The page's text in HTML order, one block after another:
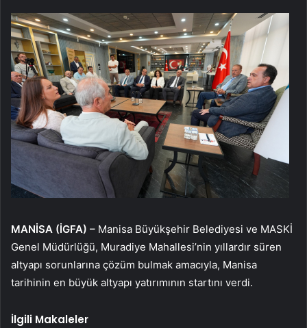
MANİSA (İGFA) – Manisa Büyükşehir Belediyesi ve MASKİ
Genel Müdürlüğü, Muradiye Mahallesi’nin yıllardır süren
altyapı sorunlarına çözüm bulmak amacıyla, Manisa
tarihinin en büyük altyapı yatırımının startını verdi.
İlgili Makaleler